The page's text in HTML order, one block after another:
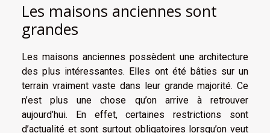
Les maisons anciennes sont
grandes
Les maisons anciennes possèdent une architecture
des plus intéressantes. Elles ont été bâties sur un
terrain vraiment vaste dans leur grande majorité. Ce
n’est plus une chose qu’on arrive à retrouver
aujourd’hui. En effet, certaines restrictions sont
d’actualité et sont surtout obligatoires lorsqu’on veut